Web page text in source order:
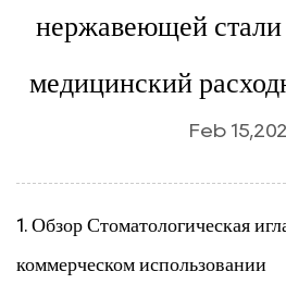
нержавеющей стали
медицинский
Feb
1. Обзор Стоматологическая
коммерческом использовании